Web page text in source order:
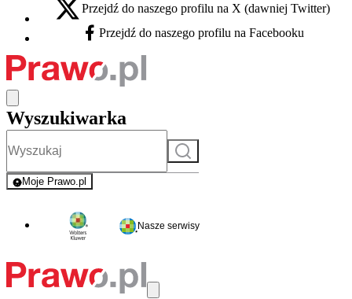
X - otwiera się w nowej karcie
Przejdź do naszego profilu na X (dawniej Twitter)
Facebook - otwiera się w nowej karcie
Przejdź do naszego profilu na Facebooku
Wyszukiwarka
Szukaj
Moje Prawo.pl
- rejestracja i logowanie do serwisu
Nasze serwisy